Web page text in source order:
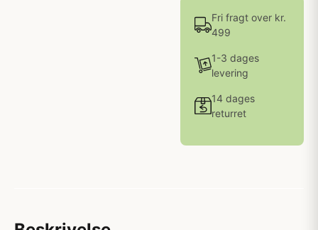
Fri fragt over kr.
499
1-3 dages
levering
14 dages
returret